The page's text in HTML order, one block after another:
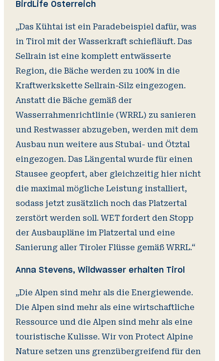
BirdLife Österreich
„Das Kühtai ist ein Paradebeispiel dafür, was
in Tirol mit der Wasserkraft schiefläuft. Das
Sellrain ist eine komplett entwässerte
Region, die Bäche werden zu 100% in die
Kraftwerkskette Sellrain-Silz eingezogen.
Anstatt die Bäche gemäß der
Wasserrahmenrichtlinie (WRRL) zu sanieren
und Restwasser abzugeben, werden mit dem
Ausbau nun weitere aus Stubai- und Ötztal
eingezogen. Das Längental wurde für einen
Stausee geopfert, aber gleichzeitig hier nicht
die maximal mögliche Leistung installiert,
sodass jetzt zusätzlich noch das Platzertal
zerstört werden soll. WET fordert den Stopp
der Ausbaupläne im Platzertal und eine
Sanierung aller Tiroler Flüsse gemäß WRRL.“
Anna Stevens, Wildwasser erhalten Tirol
„Die Alpen sind mehr als die Energiewende.
Die Alpen sind mehr als eine wirtschaftliche
Ressource und die Alpen sind mehr als eine
touristische Kulisse. Wir von Protect Alpine
Nature setzen uns grenzübergreifend für den